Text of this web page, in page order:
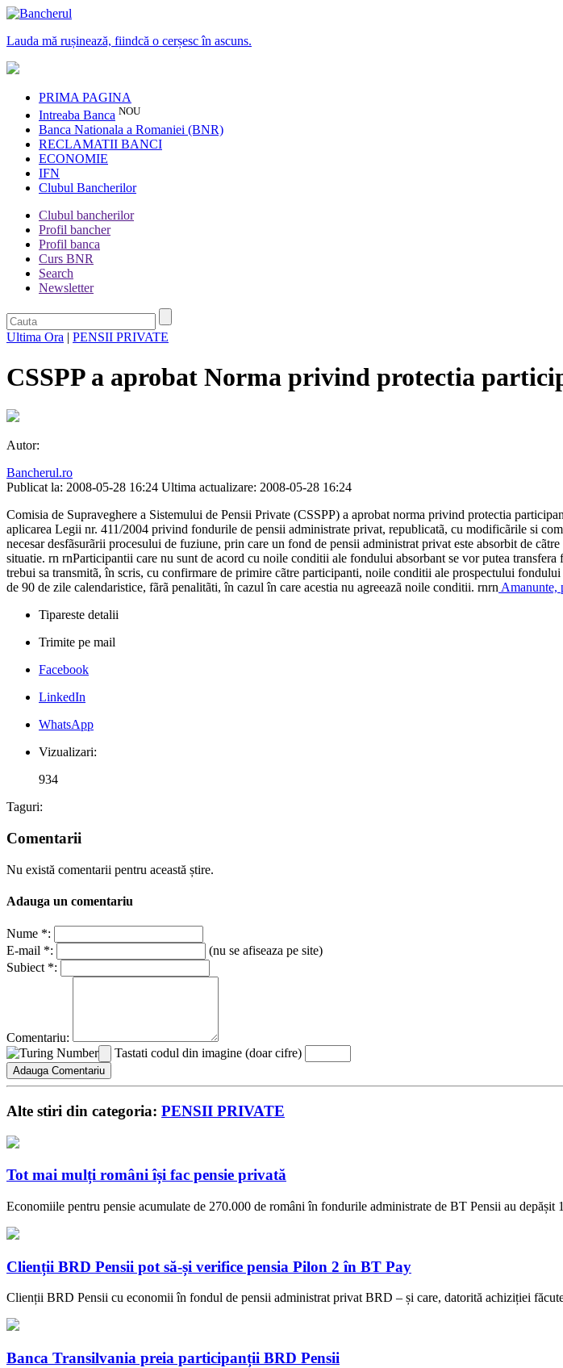
Lauda mă rușinează, fiindcă o cerșesc în ascuns.
PRIMA PAGINA
Intreaba Banca NOU
Banca Nationala a Romaniei (BNR)
RECLAMATII BANCI
ECONOMIE
IFN
Clubul Bancherilor
Clubul bancherilor
Profil bancher
Profil banca
Curs BNR
Search
Newsletter
Ultima Ora | PENSII PRIVATE
CSSPP a aprobat Norma privind protectia
Autor:
Bancherul.ro
Publicat la: 2008-05-28 16:24 Ultima actualizare: 2008-05-28 16:24
Comisia de Supraveghere a Sistemului de Pensii Private (CSSPP) a aprobat norma privind protectia
aplicarea Legii nr. 411/2004 privind fondurile de pensii administrate privat, republicatã, cu modificãrile si
necesar desfãsurãrii procesului de fuziune, prin care un fond de pensii administrat privat este absorbit de
situatie. rn rnParticipantii care nu sunt de acord cu noile conditii ale fondului absorbant se vor putea
trebui sa transmitã, în scris, cu confirmare de primire cãtre participanti, noile conditii ale prospectului
de 90 de zile calendaristice, fãrã penalitãti, în cazul în care acestia nu agreeazã noile conditii. rnrn Amanunte,
Tipareste detalii
Trimite pe mail
Facebook
LinkedIn
WhatsApp
Vizualizari:
934
Taguri:
Comentarii
Nu există comentarii pentru această știre.
Adauga un comentariu
Nume *:
E-mail *:
(nu se afiseaza pe site)
Subiect *:
Comentariu:
Tastati codul din imagine (doar cifre)
Alte stiri din categoria: PENSII PRIVATE
Tot mai mulți români își fac pensie privată
Economiile pentru pensie acumulate de 270.000 de români în fondurile administrate de BT Pensii au
Clienții BRD Pensii pot să-și verifice pensia Pilon 2 în BT Pay
Clienții BRD Pensii cu economii în fondul de pensii administrat privat BRD – și care, datorită achiziției
Banca Transilvania preia participanții BRD Pensii